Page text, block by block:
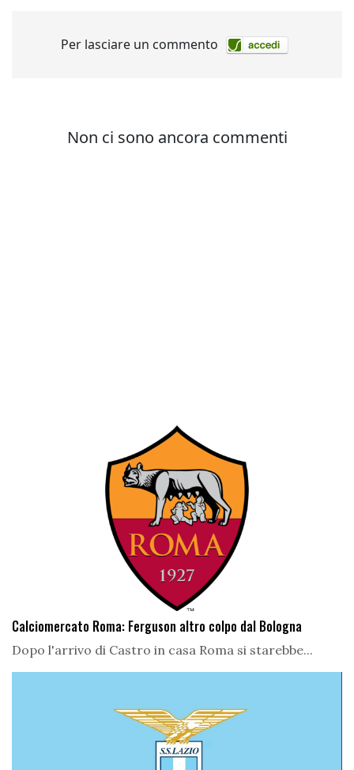
Calciomercato Roma: Ferguson altro colpo dal Bologna
Dopo l'arrivo di Castro in casa Roma si starebbe...